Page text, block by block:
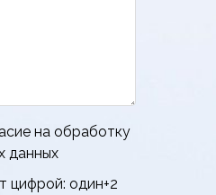
на обработку
данных
цифрой: один+2